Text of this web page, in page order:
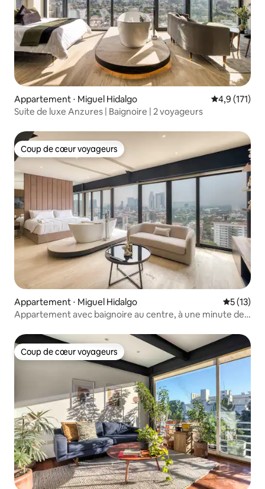
Appartement ⋅ Miguel Hidalgo Évaluation
4,9 (171)
Suite de luxe Anzures | Baignoire | 2 voyageurs
Coup de cœur voyageurs
Coup de cœur voyageurs
Appartement ⋅ Miguel Hidalgo
5 (13)
Appartement avec baignoire au centre, à une minute de
Coup de cœur voyageurs
Coup de cœur voyageurs